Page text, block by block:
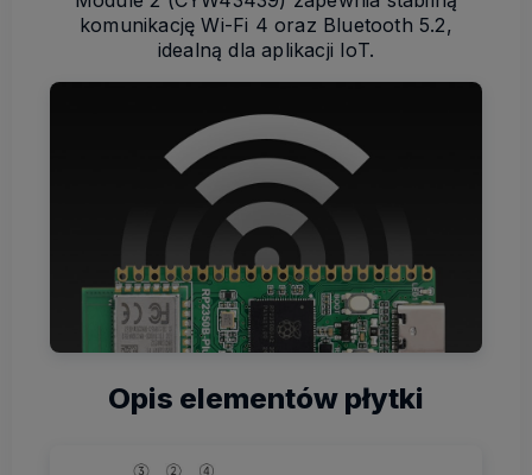
komunikację Wi-Fi 4 oraz Bluetooth 5.2,
idealną dla aplikacji IoT.
Opis elementów płytki